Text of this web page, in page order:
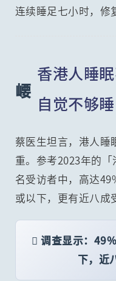
连续睡足七小时，修
崾
香港人睡
自觉不够睡
蔡医生坦言，港人睡
重。参考2023年的
名受访者中，高达
或以下，更有近八成
 调查显示：
下，近